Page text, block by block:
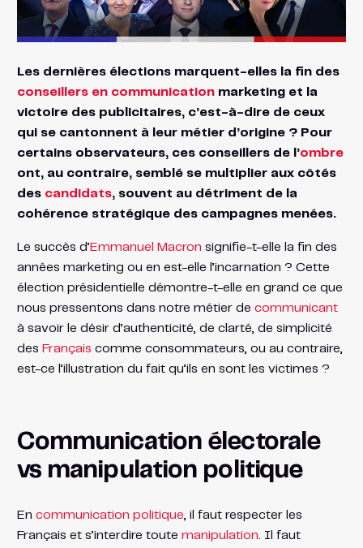
Les dernières élections marquent-elles la fin des
conseillers en communicationmarketing et la
victoire des publicitaires, c’est-à-dire de ceux
qui se cantonnent à leur métier d’origine ? Pour
certains observateurs, ces conseillers de l’ombre
ont, au contraire, semblé se multiplier aux côtés
des candidats, souvent au détriment de la
cohérence stratégique des campagnes menées.
Le succès d’Emmanuel Macron signifie-t-elle la fin des
années marketing ou en est-elle l’incarnation ? Cette
élection présidentielle démontre-t-elle en grand ce que
nous pressentons dans notre métier de communicant
à savoir le désir d’authenticité, de clarté, de simplicité
des Français comme consommateurs, ou au contraire,
est-ce l’illustration du fait qu’ils en sont les victimes ?
Communication électorale
vs manipulation politique
En communication politique , il faut respecter les
Français et s’interdire toute manipulation . Il faut